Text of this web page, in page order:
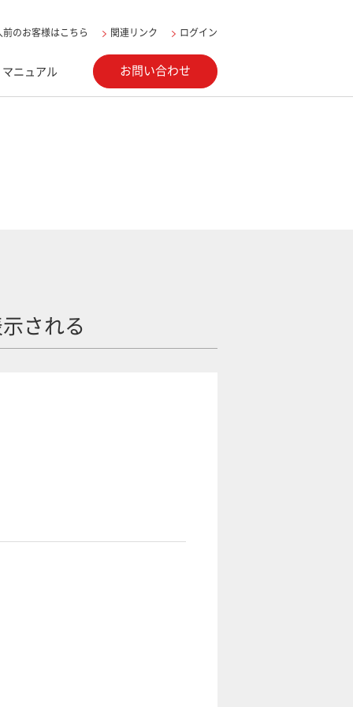
マニュアル お問い合わせ
前のお客様はこちら 関連リンク ログイン
される